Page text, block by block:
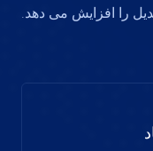
را افزایش می دهد.